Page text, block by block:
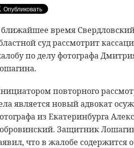
время
суд рассмотрит
по делу фотографа
повторного
является новый адвокат
из Екатеринбурга
Защитник
что в жалобе содержится